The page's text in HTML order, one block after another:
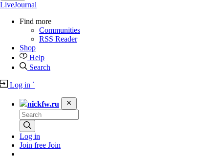
LiveJournal
Find more
Communities
RSS Reader
Shop
Help
Search
Log in `
nickfw.ru
Log in
Join free Join